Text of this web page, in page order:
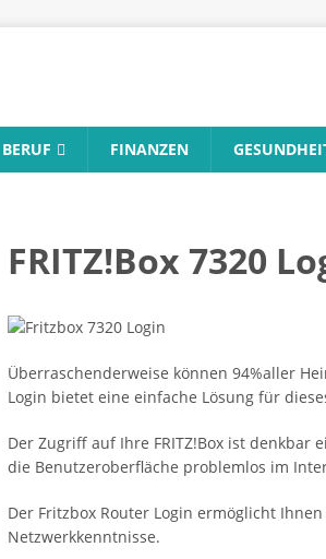
BERUF FINANZEN
FRITZ!Box 7320
Überraschenderweise können 94%aller
Login bietet eine einfache Lösung für
Der Zugriff auf Ihre FRITZ!Box ist denkbar
die Benutzeroberfläche problemlos im
Der Fritzbox Router Login ermöglicht
Netzwerkkenntnisse.